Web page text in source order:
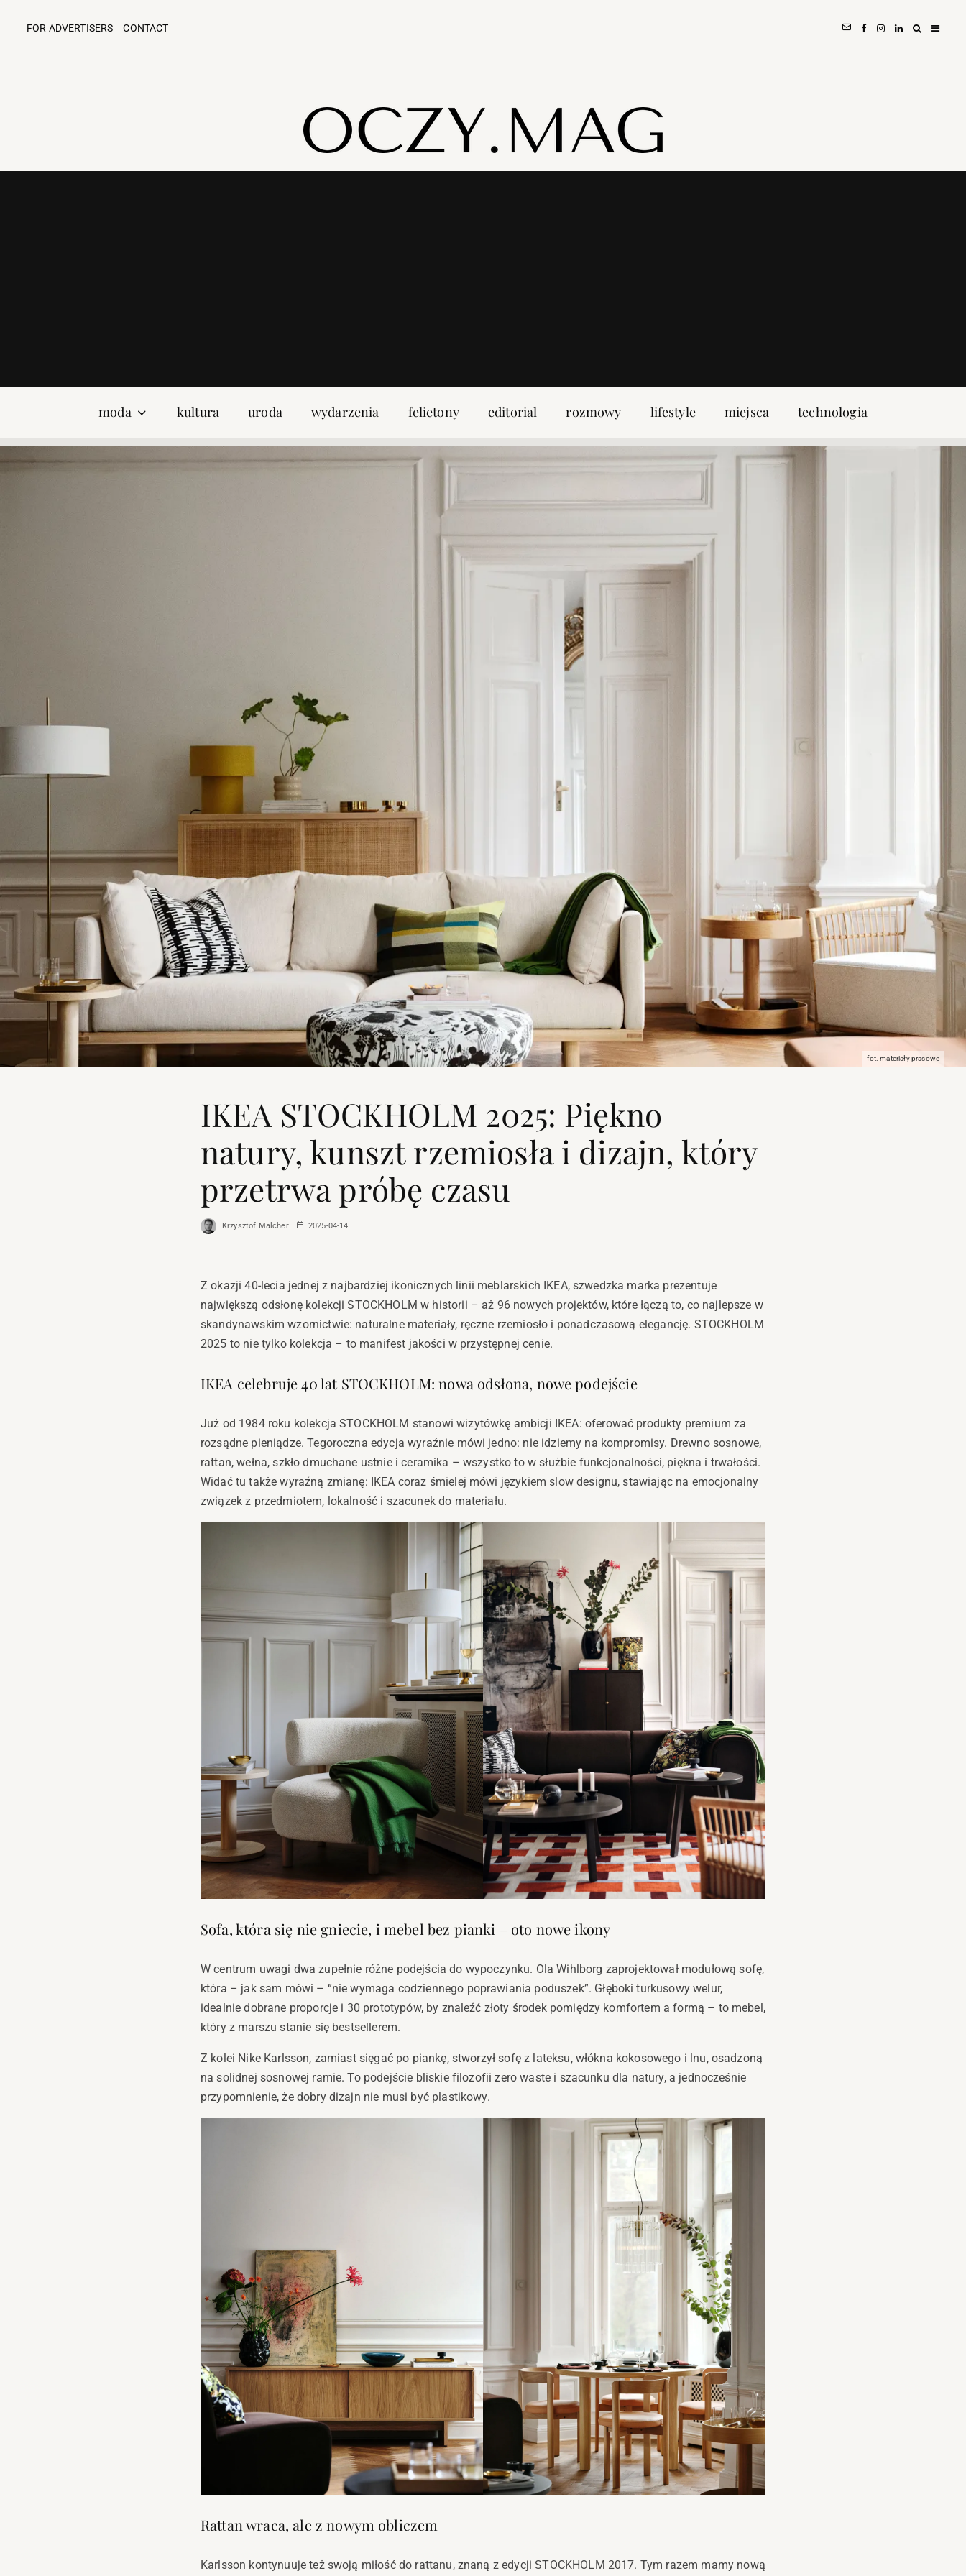
FOR ADVERTISERS CONTACT
moda kultura uroda wydarzenia felietony editorial rozmowy lifestyle miejsca technologia
fot. materiały prasowe
IKEA STOCKHOLM 2025: Piękno
natury, kunszt rzemiosła i dizajn, który
przetrwa próbę czasu
Krzysztof Malcher 2025-04-14
Z okazji 40-lecia jednej z najbardziej ikonicznych linii meblarskich IKEA, szwedzka marka prezentuje
największą odsłonę kolekcji STOCKHOLM w historii – aż 96 nowych projektów, które łączą to, co najlepsze w
skandynawskim wzornictwie: naturalne materiały, ręczne rzemiosło i ponadczasową elegancję. STOCKHOLM
2025 to nie tylko kolekcja – to manifest jakości w przystępnej cenie.
IKEA celebruje 40 lat STOCKHOLM: nowa odsłona, nowe podejście
Już od 1984 roku kolekcja STOCKHOLM stanowi wizytówkę ambicji IKEA: oferować produkty premium za
rozsądne pieniądze. Tegoroczna edycja wyraźnie mówi jedno: nie idziemy na kompromisy. Drewno sosnowe,
rattan, wełna, szkło dmuchane ustnie i ceramika – wszystko to w służbie funkcjonalności, piękna i trwałości.
Widać tu także wyraźną zmianę: IKEA coraz śmielej mówi językiem slow designu, stawiając na emocjonalny
związek z przedmiotem, lokalność i szacunek do materiału.
Sofa, która się nie gniecie, i mebel bez pianki – oto nowe ikony
W centrum uwagi dwa zupełnie różne podejścia do wypoczynku. Ola Wihlborg zaprojektował modułową sofę,
która – jak sam mówi – “nie wymaga codziennego poprawiania poduszek”. Głęboki turkusowy welur,
idealnie dobrane proporcje i 30 prototypów, by znaleźć złoty środek pomiędzy komfortem a formą – to mebel,
który z marszu stanie się bestsellerem.
Z kolei Nike Karlsson, zamiast sięgać po piankę, stworzył sofę z lateksu, włókna kokosowego i lnu, osadzoną
na solidnej sosnowej ramie. To podejście bliskie filozofii zero waste i szacunku dla natury, a jednocześnie
przypomnienie, że dobry dizajn nie musi być plastikowy.
Rattan wraca, ale z nowym obliczem
Karlsson kontynuuje też swoją miłość do rattanu, znaną z edycji STOCKHOLM 2017. Tym razem mamy nową